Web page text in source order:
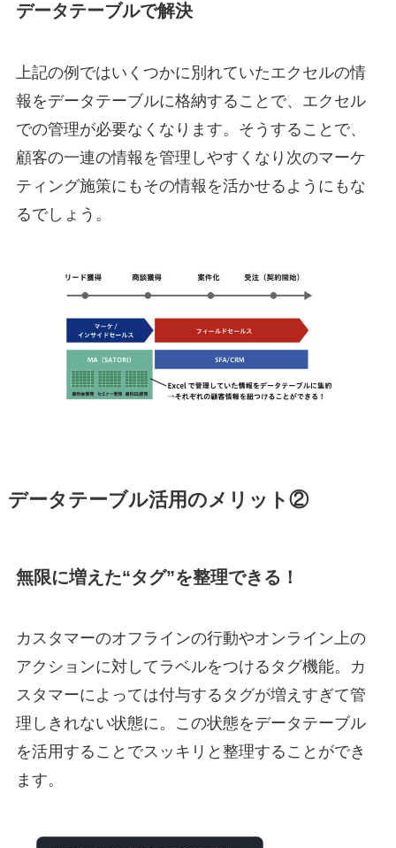
データテーブルで解決
上記の例ではいくつかに別れていたエクセルの情
報をデータテーブルに格納することで、エクセル
での管理が必要なくなります。そうすることで、
顧客の一連の情報を管理しやすくなり次のマーケ
ティング施策にもその情報を活かせるようにもな
るでしょう。
データテーブル活用のメリット②
無限に増えた“タグ”を整理できる！
カスタマーのオフラインの行動やオンライン上の
アクションに対してラベルをつけるタグ機能。カ
スタマーによっては付与するタグが増えすぎて管
理しきれない状態に。この状態をデータテーブル
を活用することでスッキリと整理することができ
ます。